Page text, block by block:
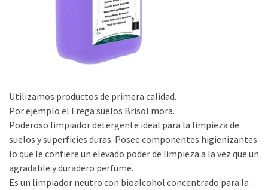
Utilizamos productos de primera calidad.
Por ejemplo el Frega suelos Brisol mora.
Poderoso limpiador detergente ideal para la limpieza de
suelos y superficies duras. Posee componentes higienizantes
lo que le confiere un elevado poder de limpieza a la vez que un
agradable y duradero perfume.
Es un limpiador neutro con bioalcohol concentrado para la